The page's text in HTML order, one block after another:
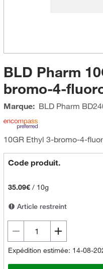
BLD Pharm
bromo-4-
Marque: BLD Pharm
10GR Ethyl 3-bromo-4-
Code produit.
35.09€/ 10g
Article restreint
Expédition estimée: 14-08-